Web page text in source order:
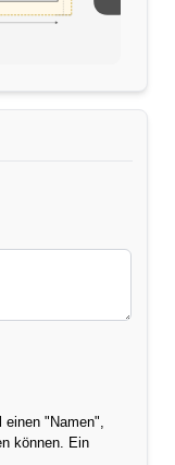
einen "Namen",
können. Ein